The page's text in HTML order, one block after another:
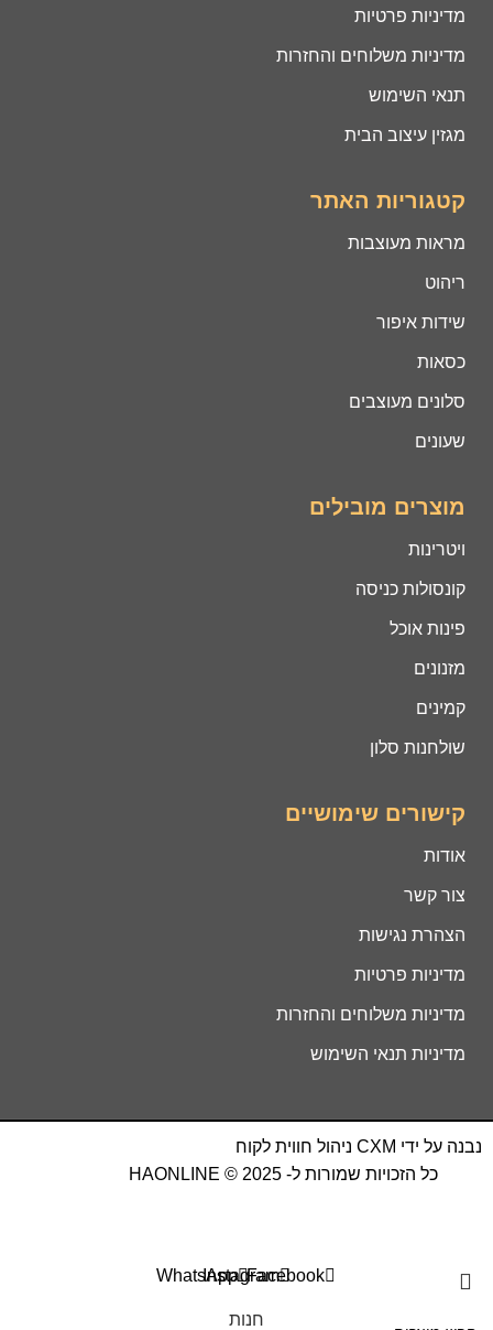
מדיניות פרטיות
מדיניות משלוחים והחזרות
תנאי השימוש
מגזין עיצוב הבית
קטגוריות האתר
מראות מעוצבות
ריהוט
שידות איפור
כסאות
סלונים מעוצבים
שעונים
מוצרים מובילים
ויטרינות
קונסולות כניסה
פינות אוכל
מזנונים
קמינים
שולחנות סלון
קישורים שימושיים
אודות
צור קשר
הצהרת נגישות
מדיניות פרטיות
מדיניות משלוחים והחזרות
מדיניות תנאי השימוש
נבנה על ידי CXM ניהול חווית לקוח
כל הזכויות שמורות ל- HAONLINE © 2025
Facebook
Instagram
WhatsApp
חנות